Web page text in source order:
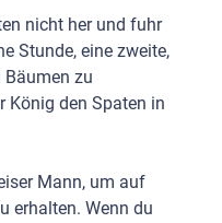
nicht her und fuhr
Stunde, eine zweite,
Bäumen zu
König den Spaten in
Mann, um auf
erhalten. Wenn du